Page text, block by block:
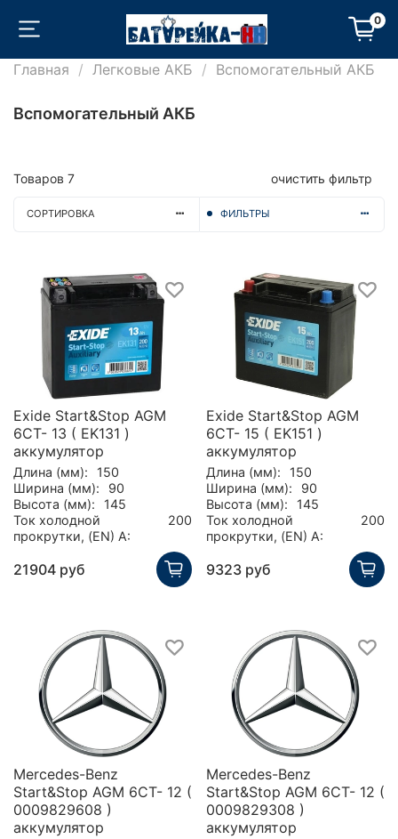
0
Главная Легковые АКБ Вспомогательный АКБ
Вспомогательный АКБ
Товаров 7 очистить фильтр
СОРТИРОВКА ФИЛЬТРЫ
Exide Start&Stop AGM
6СТ- 13 ( EK131 )
аккумулятор
Длина (мм):
150
Ширина (мм):
90
Высота (мм):
145
Ток холодной
прокрутки, (EN) А:
200
21904 руб
Exide Start&Stop AGM
6СТ- 15 ( EK151 )
аккумулятор
Длина (мм):
150
Ширина (мм):
90
Высота (мм):
145
Ток холодной
прокрутки, (EN) А:
200
9323 руб
Mercedes-Benz
Start&Stop AGM 6СТ- 12 (
0009829608 )
аккумулятор
Mercedes-Benz
Start&Stop AGM 6СТ- 12 (
0009829308 )
аккумулятор